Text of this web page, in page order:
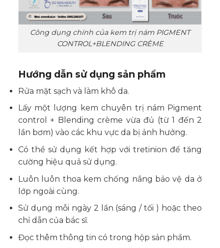
Công dụng chính của kem trị nám PIGMENT
CONTROL+BLENDING CRÈME
Hướng dẫn sử dụng sản phẩm
Rửa mặt sạch và làm khô da.
Lấy một lượng kem chuyên trị nám Pigment
control + Blending crème vừa đủ (từ 1 đến 2
lần bơm) vào các khu vực da bị ảnh hưởng.
Có thể sử dụng kết hợp với tretinion để tăng
cường hiệu quả sử dụng.
Luôn luôn thoa kem chống nắng bảo vệ da ở
lớp ngoài cùng.
Sử dụng mỗi ngày 2 lần (sáng / tối ) hoặc theo
chỉ dẫn của bác sĩ.
Đọc thêm thông tin có trong hộp sản phẩm.